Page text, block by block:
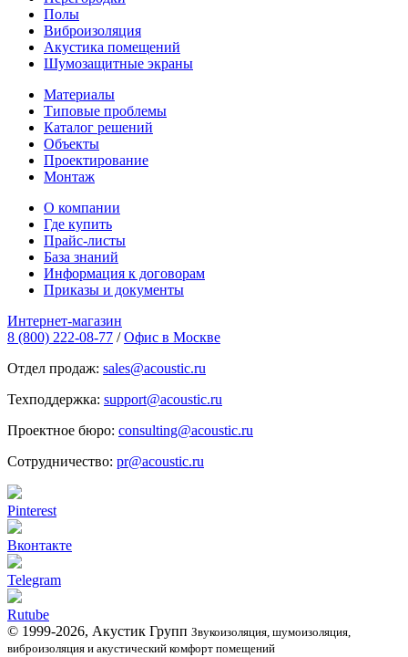
Полы
Виброизоляция
Акустика помещений
Шумозащитные экраны
Материалы
Типовые проблемы
Каталог решений
Объекты
Проектирование
Монтаж
О компании
Где купить
Прайс-листы
База знаний
Информация к договорам
Приказы и документы
Интернет-магазин
8 (800) 222-08-77 / Офис в Москве
Отдел продаж: sales@acoustic.ru
Техподдержка: support@acoustic.ru
Проектное бюро: consulting@acoustic.ru
Сотрудничество: pr@acoustic.ru
Pinterest
Вконтакте
Telegram
Rutube
© 1999-2026, Акустик Групп Звукоизоляция, шумоизоляция,
виброизоляция и акустический комфорт помещений